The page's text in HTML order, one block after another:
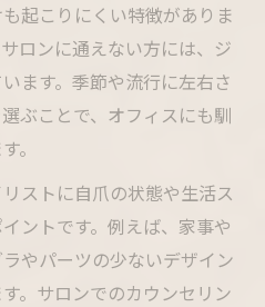
起こりにくい特徴がありま
ロンに通えない方には、ジ
ます。季節や流行に左右さ
ぶことで、オフィスにも馴
。
ストに自爪の状態や生活ス
ントです。例えば、家事や
やパーツの少ないデザイン
。サロンでのカウンセリン